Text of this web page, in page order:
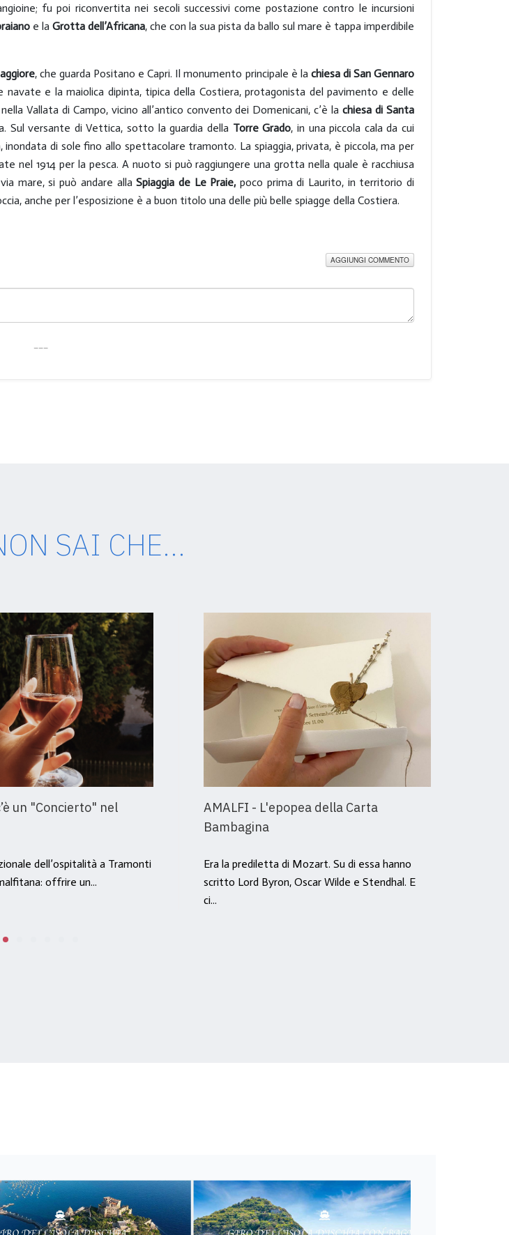
fu poi riconvertita nei secoli successivi come postazione contro le incursioni
e la Grotta dell’Africana, che con la sua pista da ballo sul mare è tappa imperdibile
, che guarda Positano e Capri. Il monumento principale è la chiesa di San Gennaro
navate e la maiolica dipinta, tipica della Costiera, protagonista del pavimento e delle
Vallata di Campo, vicino all’antico convento dei Domenicani, c’è lachiesa di Santa
Sul versante di Vettica, sotto la guardia della Torre Grado, in una piccola cala da cui
inondata di sole fino allo spettacolare tramonto. La spiaggia, privata, è piccola, ma per
1914 per la pesca. A nuoto si può raggiungere una grotta nella quale è racchiusa
mare, si può andare allaSpiaggia de Le Praie, poco prima di Laurito, in territorio di
anche per l’esposizione è a buon titolo una delle più belle spiagge della Costiera.
AGGIUNGI COMMENTO
SAI CHE...
un "Concierto" nel
dell’ospitalità a Tramonti
offrire un...
AMALFI - L'epopea della Carta
Bambagina
Era la prediletta di Mozart. Su di essa hanno
scritto Lord Byron, Oscar Wilde e Stendhal. E
ci...